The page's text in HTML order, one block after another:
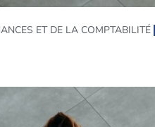
ET DE LA COMPTABILITÉ